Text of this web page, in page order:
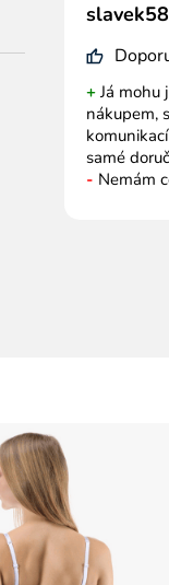
+Já mohu
nákupem,
samé
- Nemám